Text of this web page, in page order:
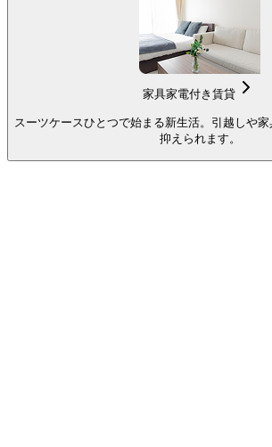
家具家電付き賃貸
スーツケースひとつで始まる新生活。引越しや
抑えられます。